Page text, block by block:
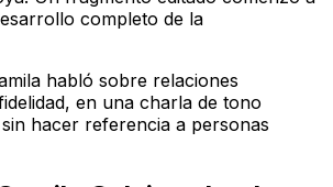
completo de la
habló sobre relaciones
en una charla de tono
hacer referencia a personas